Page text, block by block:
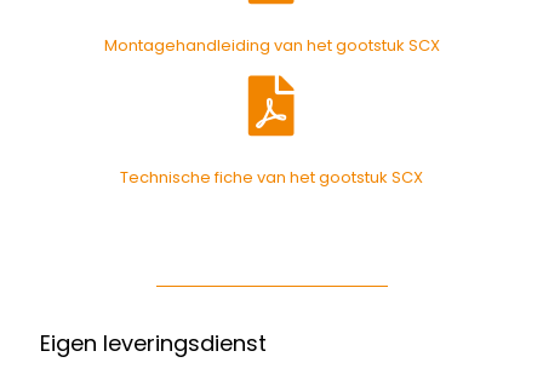
Montagehandleiding van het gootstuk SCX
Technische fiche van het gootstuk SCX
Eigen leveringsdienst